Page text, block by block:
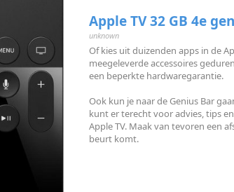
Apple TV 32 GB 4e
unknown
Of kies uit duizenden apps in de
meegeleverde accessoires
een beperkte hardwaregarantie.
Ook kun je naar de Genius Bar
kunt er terecht voor advies, tips
Apple TV. Maak van tevoren een
beurt komt.